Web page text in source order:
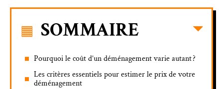
SOMMAIRE
Pourquoi le coût d’un déménagement varie autant ?
Les critères essentiels pour estimer le prix de votre
déménagement